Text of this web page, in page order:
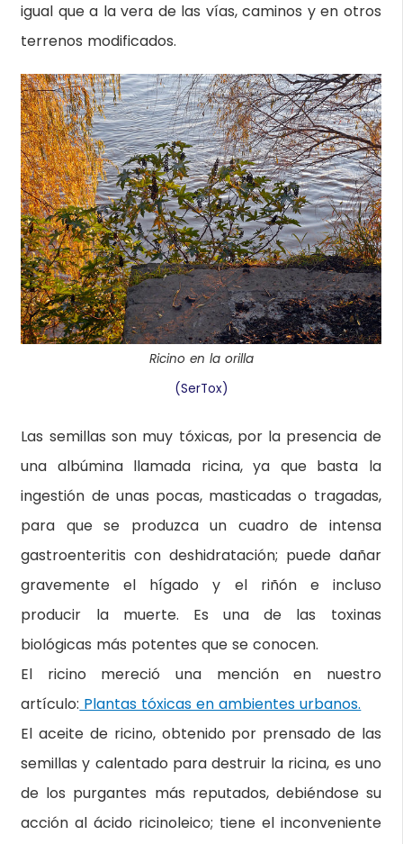
igual que a la vera de las vías, caminos y en otros
terrenos modificados.
Ricino en la orilla
(SerTox)
Las semillas son muy tóxicas, por la presencia de
una albúmina llamada ricina, ya que basta la
ingestión de unas pocas, masticadas o tragadas,
para que se produzca un cuadro de intensa
gastroenteritis con deshidratación; puede dañar
gravemente el hígado y el riñón e incluso
producir la muerte. Es una de las toxinas
biológicas más potentes que se conocen.
El ricino mereció una mención en nuestro
artículo: Plantas tóxicas en ambientes urbanos.
El aceite de ricino, obtenido por prensado de las
semillas y calentado para destruir la ricina, es uno
de los purgantes más reputados, debiéndose su
acción al ácido ricinoleico; tiene el inconveniente